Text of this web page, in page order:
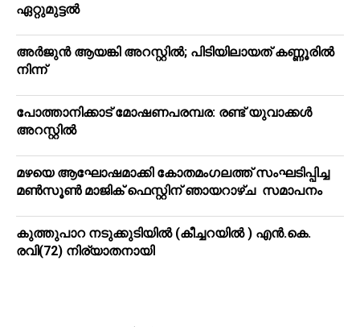
ഏറ്റുമുട്ടല്‍
അർജുൻ ആയങ്കി അറസ്റ്റിൽ; പിടിയിലായത് കണ്ണൂരിൽ
നിന്ന്
പോത്താനിക്കാട് മോഷണപരമ്പര: രണ്ട് യുവാക്കൾ
അറസ്റ്റിൽ
മഴയെ ആഘോഷമാക്കി കോതമംഗലത്ത് സംഘടിപ്പിച്ച
മൺസൂൺ മാജിക് ഫെസ്റ്റിന് ഞായറാഴ്ച സമാപനം
കുത്തുപാറ നടുക്കുടിയിൽ (കീച്ചറയിൽ ) എൻ.കെ.
രവി(72) നിര്യാതനായി